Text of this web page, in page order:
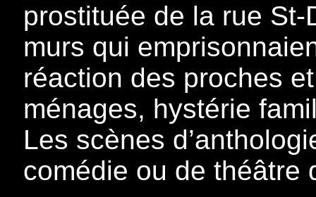
prostituée de la rue
murs qui
réaction des proches
ménages, hystérie
Les scènes
comédie ou de théâtre